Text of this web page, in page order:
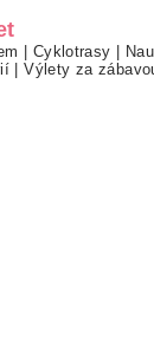
Cyklotrasy
|Výlety za